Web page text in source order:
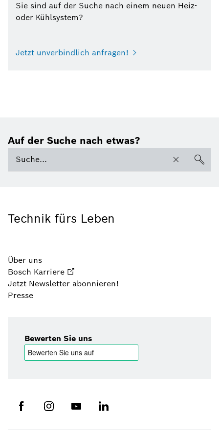
Sie sind auf der Suche nach einem neuen Heiz-
oder Kühlsystem?
Jetzt unverbindlich anfragen!
Auf der Suche nach etwas?
Technik fürs Leben
Über uns
Bosch Karriere
Jetzt Newsletter abonnieren!
Presse
Bewerten Sie uns